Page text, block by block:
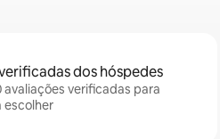
dos hóspedes
avaliações verificadas para
escolher